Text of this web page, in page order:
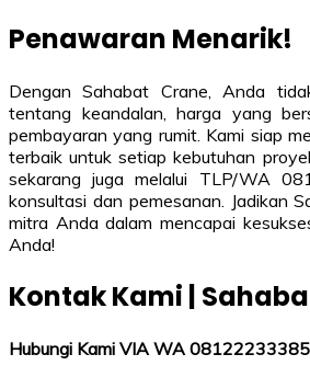
Penawaran Menarik!
Dengan Sahabat Crane, Anda
tentang keandalan, harga yang
pembayaran yang rumit. Kami siap
terbaik untuk setiap kebutuhan
sekarang juga melalui TLP/WA
konsultasi dan pemesanan. Jadikan
mitra Anda dalam mencapai
Anda!
Kontak Kami |
Hubungi Kami VIA WA